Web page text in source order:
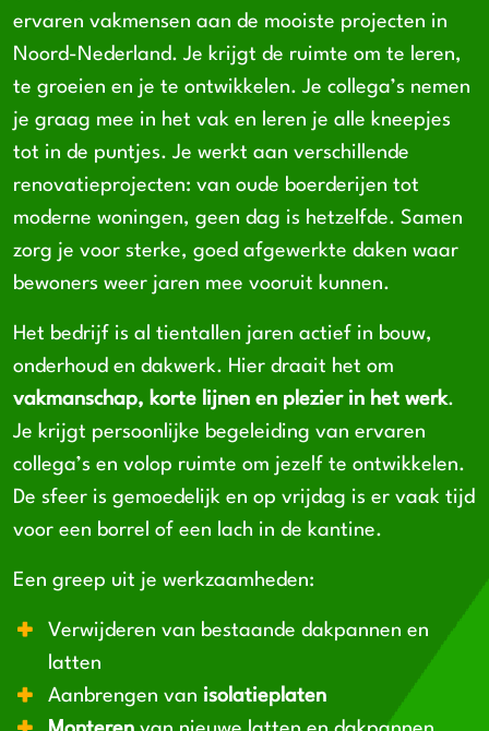
ervaren vakmensen aan de mooiste projecten in
Noord-Nederland. Je krijgt de ruimte om te leren,
te groeien en je te ontwikkelen. Je collega’s nemen
je graag mee in het vak en leren je alle kneepjes
tot in de puntjes. Je werkt aan verschillende
renovatieprojecten: van oude boerderijen tot
moderne woningen, geen dag is hetzelfde. Samen
zorg je voor sterke, goed afgewerkte daken waar
bewoners weer jaren mee vooruit kunnen.
Het bedrijf is al tientallen jaren actief in bouw,
onderhoud en dakwerk. Hier draait het om
vakmanschap, korte lijnen en plezier in het werk.
Je krijgt persoonlijke begeleiding van ervaren
collega’s en volop ruimte om jezelf te ontwikkelen.
De sfeer is gemoedelijk en op vrijdag is er vaak tijd
voor een borrel of een lach in de kantine.
Een greep uit je werkzaamheden:
Verwijderen van bestaande dakpannen en
latten
Aanbrengen van isolatieplaten